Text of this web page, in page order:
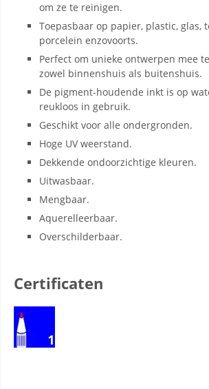
om ze te reinigen.
Toepasbaar op papier, plastic, glas,
porcelein enzovoorts.
Perfect om unieke ontwerpen mee
zowel binnenshuis als buitenshuis.
De pigment-houdende inkt is op
reukloos in gebruik.
Geschikt voor alle ondergronden.
Hoge UV weerstand.
Dekkende ondoorzichtige kleuren.
Uitwasbaar.
Mengbaar.
Aquerelleerbaar.
Overschilderbaar.
Certificaten